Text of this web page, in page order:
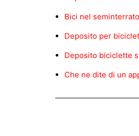
Bici nel
Deposito per
Deposito biciclette
Che ne dite di un